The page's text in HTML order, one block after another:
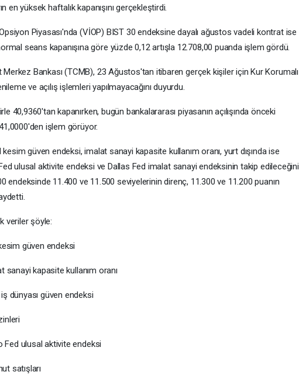
en yüksek haftalık kapanışını gerçekleştirdi.
Piyasası'nda (VİOP) BIST 30 endeksine dayalı ağustos vadeli kontrat ise
seans kapanışına göre yüzde 0,12 artışla 12.708,00 puanda işlem gördü.
Bankası (TCMB), 23 Ağustos'tan itibaren gerçek kişiler için Kur Korumalı
ve açılış işlemleri yapılmayacağını duyurdu.
40,9360'tan kapanırken, bugün bankalararası piyasanın açılışında önceki
işlem görüyor.
güven endeksi, imalat sanayi kapasite kullanım oranı, yurt dışında ise
ulusal aktivite endeksi ve Dallas Fed imalat sanayi endeksinin takip edileceğini
endeksinde 11.400 ve 11.500 seviyelerinin direnç, 11.300 ve 11.200 puanın
veriler şöyle:
güven endeksi
sanayi kapasite kullanım oranı
dünyası güven endeksi
Fed ulusal aktivite endeksi
satışları